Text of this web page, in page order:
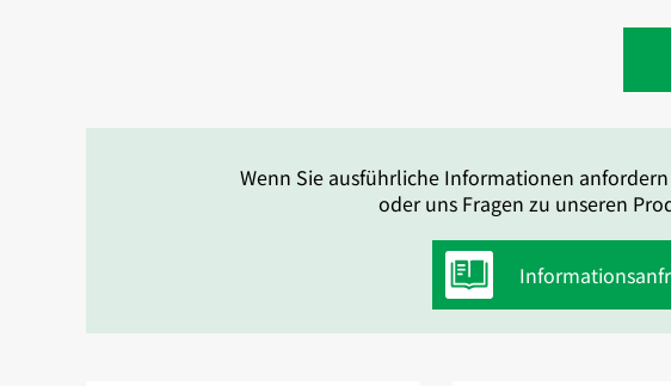
Wenn Sie ausführliche Informationen
oder uns Fragen zu unseren